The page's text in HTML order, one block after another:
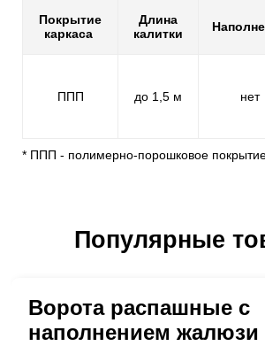
Покрытие
каркаса
Длина
калитки
ППП до 1,5 м нет
* ППП - полимерно-порошковое
Популярные
Ворота распашные с
наполнением